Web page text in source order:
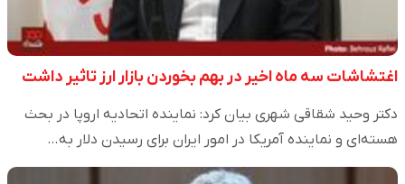
اغتشاشات سه ماه اخیر در بهم بخوردن بازار ارز تاثیر داشت
دکتر وحید شقاقی شهری بیان کرد: نماینده اتحادیه اروپا در بحث
هسته‌ای و نماینده آمریکا در امور ایران برای رسیدن دلار به…